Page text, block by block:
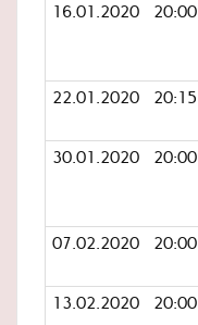
16.01.2020 20:00
22.01.2020 20:15
30.01.2020 20:00
07.02.2020 20:00
13.02.2020 20:00